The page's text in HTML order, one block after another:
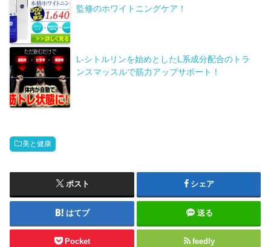
監修のホワイトニングケア！
L-シトルリンを始めとしたL系成分配合のトラ
ンスマッスルで筋力アップサポート！
美と健康
ポスト シェア
はてブ 送る
Pocket feedly